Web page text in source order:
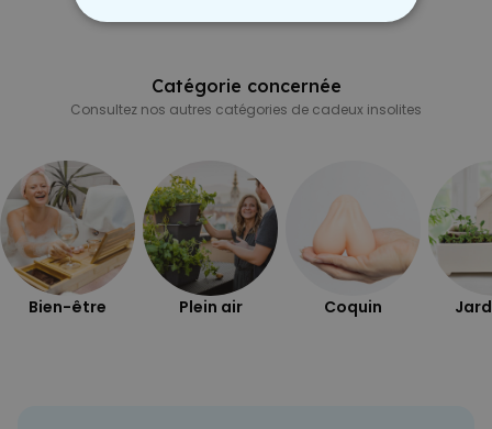
Catégorie concernée
Consultez nos autres catégories de cadeux insolites
Bien-être Plein air Coquin
PERFORMANCE
NON CLASSÉ